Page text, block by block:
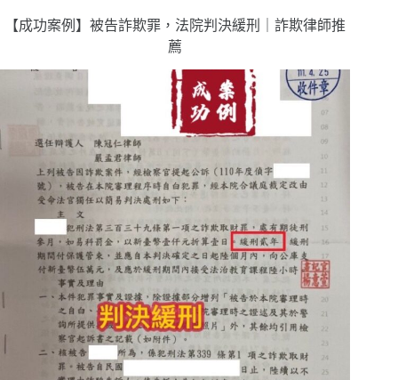
【成功案例】被告詐欺罪，法院判決緩刑｜詐欺律師推
薦